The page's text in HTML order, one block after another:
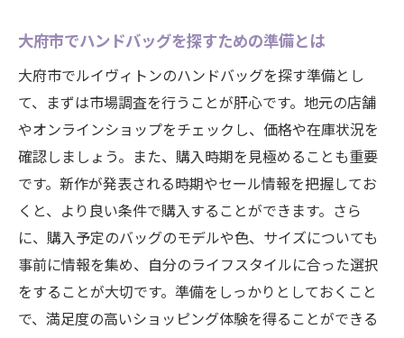
中古市場を活用した節約術
ポイントカードや特典を最大限に活用する
時期を選んで賢くショッピング
大府市の特別イベントをチェック
地元で見つける！大府市で信頼できるルイヴィ
トン取扱店リスト
大府市でおすすめのルイヴィトン直営店
信頼できるセレクトショップの選び方
地元で人気の中古ショップを紹介
ルイヴィトン公認の修理サービスがある店
大府市でハンドバッグを探すための準備とは
大府市でルイヴィトンのハンドバッグを探す準備とし
て、まずは市場調査を行うことが肝心です。地元の店舗
やオンラインショップをチェックし、価格や在庫状況を
確認しましょう。また、購入時期を見極めることも重要
です。新作が発表される時期やセール情報を把握してお
くと、より良い条件で購入することができます。さら
に、購入予定のバッグのモデルや色、サイズについても
事前に情報を集め、自分のライフスタイルに合った選択
をすることが大切です。準備をしっかりとしておくこと
で、満足度の高いショッピング体験を得ることができる